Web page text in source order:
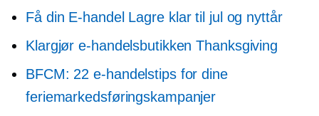
Få din E-handelLagre klar til jul og nyttår
Klargjør e-handelsbutikken Thanksgiving
BFCM: 22 e-handelstips for dine
feriemarkedsføringskampanjer